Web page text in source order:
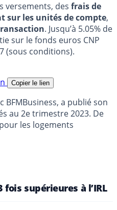
versements, des frais de
sur les unités de compte,
. Jusqu’à 5.05% de
sur le fonds euros CNP
(sous conditions).
Copier le lien
BFMBusiness, a publié son
au 2e trimestre 2023. De
les logements
fois supérieures à l’IRL